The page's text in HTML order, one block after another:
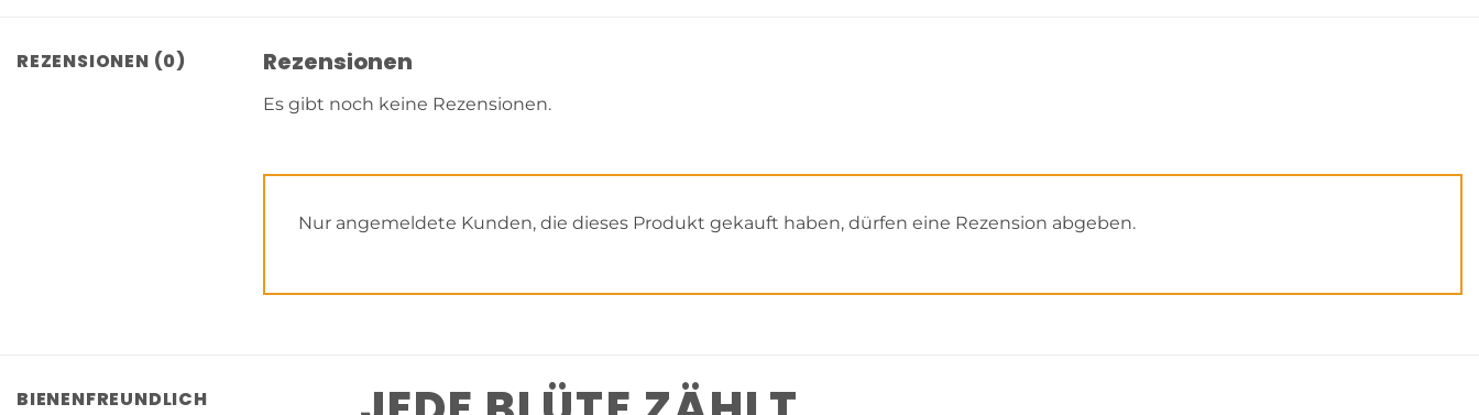
REZENSIONEN (0) Rezensionen
Es gibt noch keine Rezensionen.
Nur angemeldete Kunden, die dieses Produkt gekauft haben, dürfen eine Rezension abgeben.
BIENENFREUNDLICH